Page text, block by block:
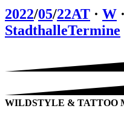
2022/05/22AT · W ·
StadthalleTermine
WILDSTYLE & TATTOO